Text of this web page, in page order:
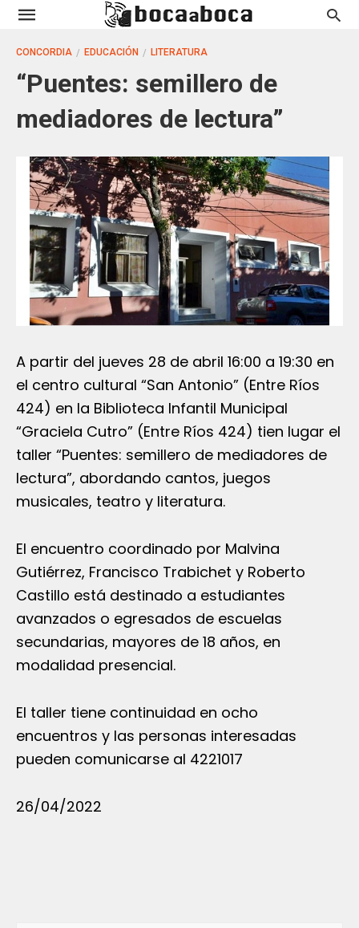
CONCORDIA EDUCACIÓN LITERATURA
“Puentes: semillero de
mediadores de lectura”
A partir del jueves 28 de abril 16:00 a 19:30 en
el centro cultural “San Antonio” (Entre Ríos
424) en la Biblioteca Infantil Municipal
“Graciela Cutro” (Entre Ríos 424) tien lugar el
taller “Puentes: semillero de mediadores de
lectura”, abordando cantos, juegos
musicales, teatro y literatura.
El encuentro coordinado por Malvina
Gutiérrez, Francisco Trabichet y Roberto
Castillo está destinado a estudiantes
avanzados o egresados de escuelas
secundarias, mayores de 18 años, en
modalidad presencial.
El taller tiene continuidad en ocho
encuentros y las personas interesadas
pueden comunicarse al 4221017
26/04/2022